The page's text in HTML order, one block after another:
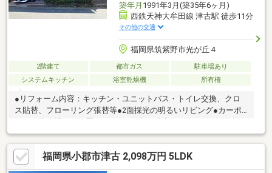
築年月 1991年3月(築35年6ヶ月)
西鉄天神大牟田線 津古駅 徒歩11分
その他の交通
福岡県筑紫野市光が丘４
2階建て 都市ガス
駐車場あり
システムキッチン
浴室乾燥機 所有権
●リフォーム内容：キッチン・ユニットバス・トイレ交換、クロ
ス貼替、フローリング張替等●2面採光の明るいリビング●カーポ
ート付駐車場には物置あり●サニー光が丘店まで約240ｍ（徒歩3
分）●小学校まで約900ｍ（徒歩12分）筑紫野市立筑紫東小学校が
通学範囲内、学校まで徒歩12分。シューズボックス付きの、収納
の多い玄関となっています。5LDKの物件は室内も広々としてお
り、開放感があります。
福岡県小郡市津古 2,098万円 5LDK